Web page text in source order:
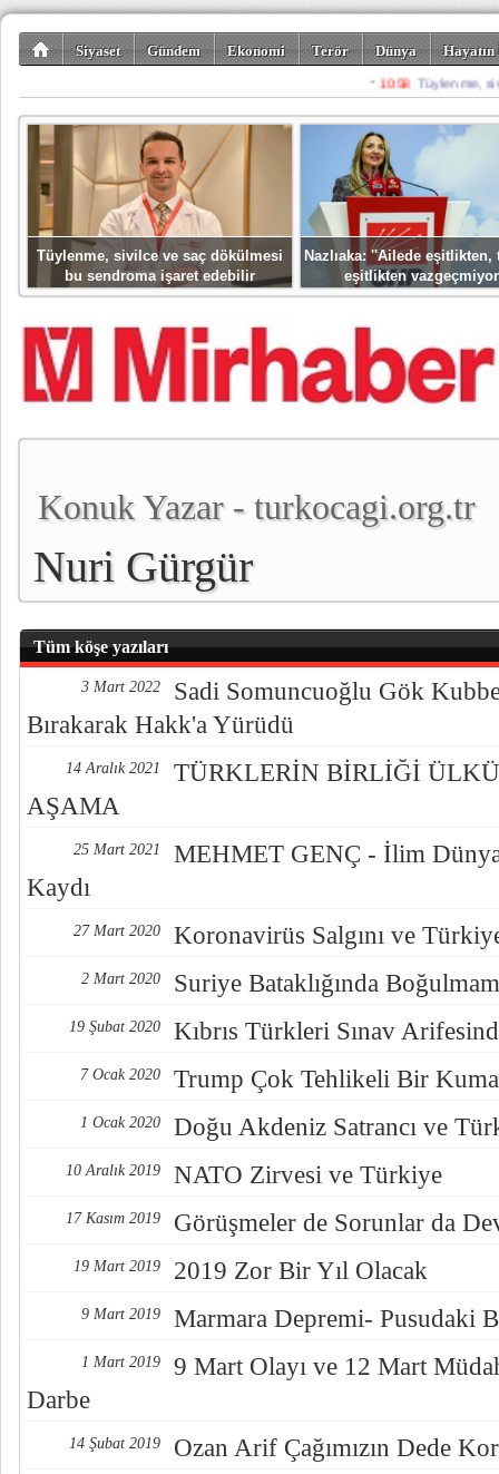
Siyaset Gündem Ekonomi Terör Dünya
Spor Misafir
Tüylenme, sivilce ve saç dökülmesi
bu sendroma işaret edebilir
Nazlıaka: ''Ailede eşitlikten,
eşitlikten
Konuk Yazar - turkocagi.org.tr
Nuri Gürgür
Tüm köşe yazıları
3 Mart 2022
Sadi Somuncuoğlu Gök
Bırakarak Hakk'a Yürüdü
14 Aralık 2021
TÜRKLERİN BİRLİĞİ
AŞAMA
25 Mart 2021
MEHMET GENÇ - İlim
Kaydı
27 Mart 2020 Koronavirüs Salgını ve
2 Mart 2020 Suriye Bataklığında
19 Şubat 2020 Kıbrıs Türkleri Sınav
7 Ocak 2020 Trump Çok Tehlikeli Bir
1 Ocak 2020 Doğu Akdeniz Satrancı ve
10 Aralık 2019 NATO Zirvesi ve Türkiye
17 Kasım 2019 Görüşmeler de Sorunlar da
19 Mart 2019 2019 Zor Bir Yıl Olacak
9 Mart 2019 Marmara Depremi- Pusudaki
1 Mart 2019
9 Mart Olayı ve 12 Mart
Darbe
14 Şubat 2019 Ozan Arif Çağımızın Dede